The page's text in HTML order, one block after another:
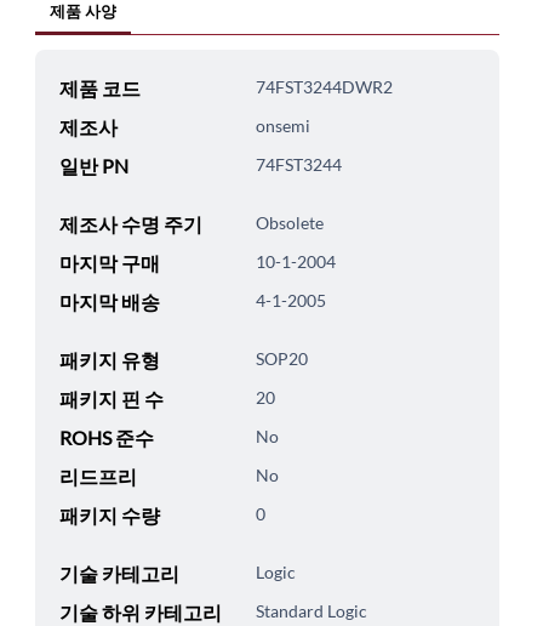
제품 사양
제품 코드 74FST3244DWR2
제조사 onsemi
일반 PN 74FST3244
제조사 수명 주기 Obsolete
마지막 구매 10-1-2004
마지막 배송 4-1-2005
패키지 유형 SOP20
패키지 핀 수 20
ROHS 준수 No
리드프리 No
패키지 수량 0
기술 카테고리 Logic
기술 하위 카테고리 Standard Logic